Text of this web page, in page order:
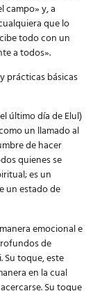
campo» y, a
que lo
todo con un
a todos».
prácticas básicas
último día de Elul)
un llamado al
de hacer
quienes se
es un
un estado de
emocional e
de
Su toque, este
en la cual
Su toque